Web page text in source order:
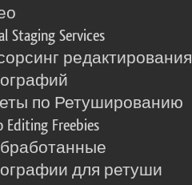
Staging Services
редактирования
по Ретушированию
Editing Freebies
для ретуши